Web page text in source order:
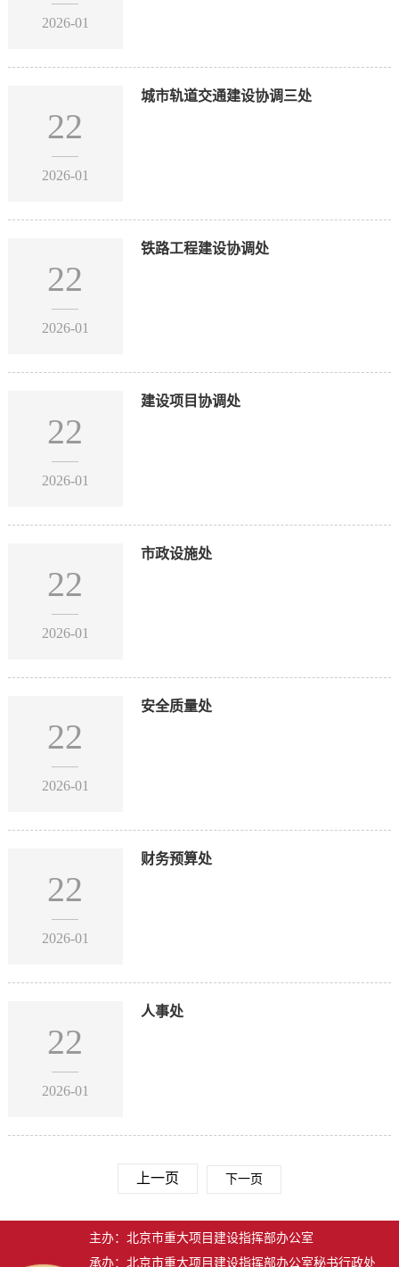
2026-01
22
2026-01
城市轨道交通建设协调三处
22
2026-01
铁路工程建设协调处
22
2026-01
建设项目协调处
22
2026-01
市政设施处
22
2026-01
安全质量处
22
2026-01
财务预算处
22
2026-01
人事处
上一页 下一页
主办：北京市重大项目建设指挥部办公室
承办：北京市重大项目建设指挥部办公室秘书行政处